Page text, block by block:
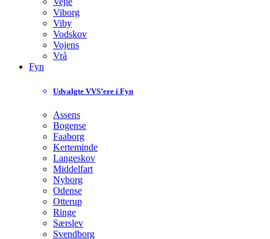
Viborg
Viby
Vodskov
Vojens
Vrå
Fyn
Udvalgte VVS’ere i Fyn
Assens
Bogense
Faaborg
Kerteminde
Langeskov
Middelfart
Nyborg
Odense
Otterup
Ringe
Særslev
Svendborg